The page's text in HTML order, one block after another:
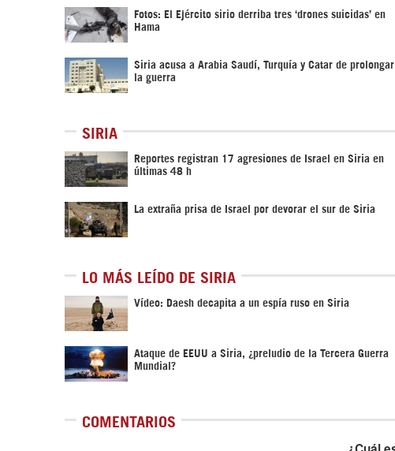
Fotos: El Ejército sirio derriba tres ‘drones suicidas’ en
Hama
Siria acusa a Arabia Saudí, Turquía y Catar de prolongar
la guerra
SIRIA
Reportes registran 17 agresiones de Israel en Siria en
últimas 48 h
La extraña prisa de Israel por devorar el sur de Siria
LO MÁS LEÍDO DE SIRIA
Vídeo: Daesh decapita a un espía ruso en Siria
Ataque de EEUU a Siria, ¿preludio de la Tercera Guerra
Mundial?
COMENTARIOS